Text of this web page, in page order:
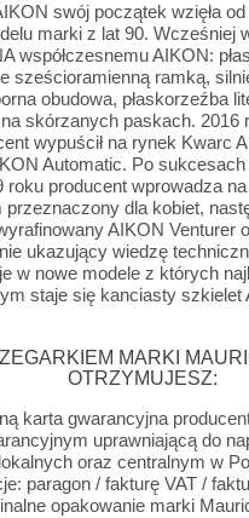
swój początek wzięła
marki z lat 90. Wcześniej
współczesnemu AIKON:
sześcioramienną ramką,
obudowa, płaskorzeźba
skórzanych paskach. 2016
wypuścił na rynek Kwarc
Automatic. Po
roku producent wprowadza
dla kobiet,
AIKON Venturer
ukazujący wiedzę
w nowe modele z których
staje się kanciasty szkielet
MARKI
OTRZYMUJESZ:
karta gwarancyjna
uprawniającą do
lokalnych oraz centralnym w
paragon / fakturę VAT /
opakowanie marki